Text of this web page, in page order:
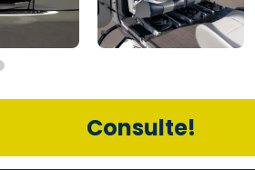
Consulte!